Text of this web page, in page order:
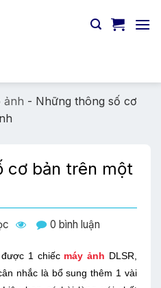
ảnh - Những thông số cơ
cơ bản trên một
0 bình luận
1 chiếc máy ảnh DLSR,
nhắc là bổ sung thêm 1 vài